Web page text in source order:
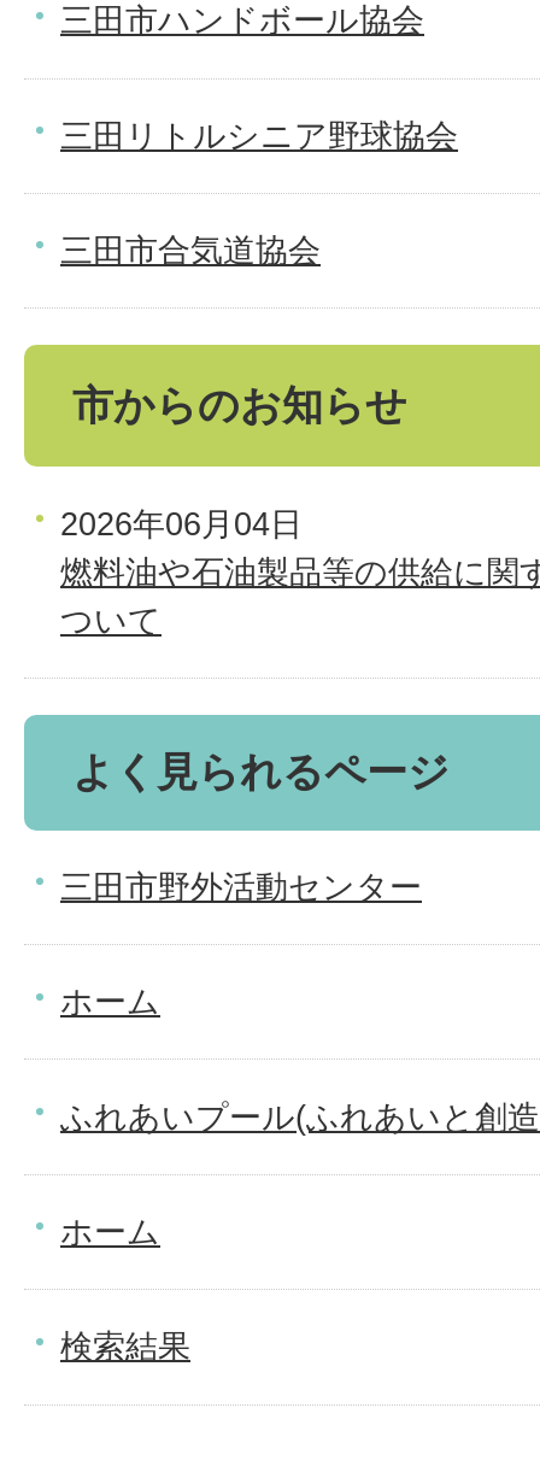
三田市ハンドボール協会
三田リトルシニア野球協会
三田市合気道協会
市からのお知らせ
2026年06月04日
燃料油や石油製品等の供給に関
ついて
よく見られるページ
三田市野外活動センター
ホーム
ふれあいプール(ふれあいと創
ホーム
検索結果